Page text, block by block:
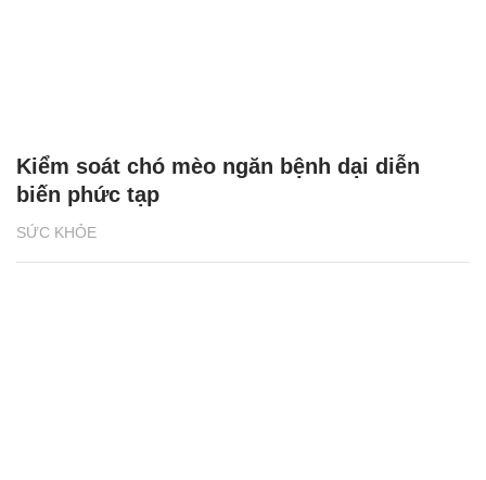
SỨC KHỎE
Kiểm soát chó mèo ngăn bệnh dại diễn
biến phức tạp